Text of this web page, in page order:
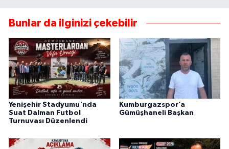
Bunlar da ilginizi çekebilir
Yenişehir Stadyumu'nda
Suat Dalman Futbol
Turnuvası Düzenlendi
Kumburgazspor’a
Gümüşhaneli Başkan